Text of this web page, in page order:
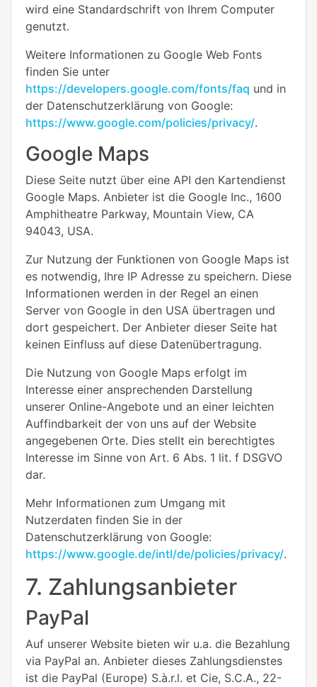
wird eine Standardschrift von Ihrem Computer
genutzt.
Weitere Informationen zu Google Web Fonts
finden Sie unter
https://developers.google.com/fonts/faq und in
der Datenschutzerklärung von Google:
https://www.google.com/policies/privacy/.
Google Maps
Diese Seite nutzt über eine API den Kartendienst
Google Maps. Anbieter ist die Google Inc., 1600
Amphitheatre Parkway, Mountain View, CA
94043, USA.
Zur Nutzung der Funktionen von Google Maps ist
es notwendig, Ihre IP Adresse zu speichern. Diese
Informationen werden in der Regel an einen
Server von Google in den USA übertragen und
dort gespeichert. Der Anbieter dieser Seite hat
keinen Einfluss auf diese Datenübertragung.
Die Nutzung von Google Maps erfolgt im
Interesse einer ansprechenden Darstellung
unserer Online-Angebote und an einer leichten
Auffindbarkeit der von uns auf der Website
angegebenen Orte. Dies stellt ein berechtigtes
Interesse im Sinne von Art. 6 Abs. 1 lit. f DSGVO
dar.
Mehr Informationen zum Umgang mit
Nutzerdaten finden Sie in der
Datenschutzerklärung von Google:
https://www.google.de/intl/de/policies/privacy/.
7. Zahlungsanbieter
PayPal
Auf unserer Website bieten wir u.a. die Bezahlung
via PayPal an. Anbieter dieses Zahlungsdienstes
ist die PayPal (Europe) S.à.r.l. et Cie, S.C.A., 22-